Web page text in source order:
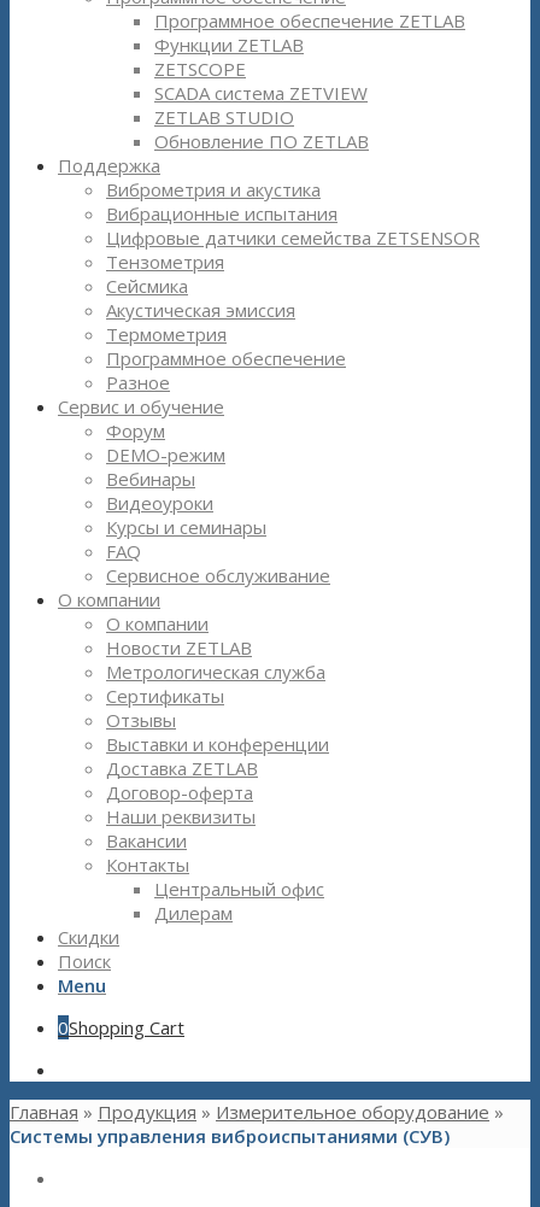
Программное обеспечение ZETLAB
Функции ZETLAB
ZETSCOPE
SCADA система ZETVIEW
ZETLAB STUDIO
Обновление ПО ZETLAB
Поддержка
Виброметрия и акустика
Вибрационные испытания
Цифровые датчики семейства ZETSENSOR
Тензометрия
Сейсмика
Акустическая эмиссия
Термометрия
Программное обеспечение
Разное
Сервис и обучение
Форум
DEMO-режим
Вебинары
Видеоуроки
Курсы и семинары
FAQ
Сервисное обслуживание
О компании
О компании
Новости ZETLAB
Метрологическая служба
Сертификаты
Отзывы
Выставки и конференции
Доставка ZETLAB
Договор-оферта
Наши реквизиты
Вакансии
Контакты
Центральный офис
Дилерам
Скидки
Поиск
Menu
0Shopping Cart
Главная » Продукция » Измерительное оборудование »
Системы управления виброиспытаниями (СУВ)